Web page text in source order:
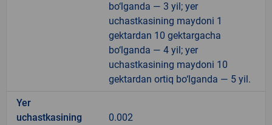
bo‘lganda — 3 yil; yer
uchastkasining maydoni 1
gektardan 10 gektargacha
bo‘lganda — 4 yil; yer
uchastkasining maydoni 10
gektardan ortiq bo‘lganda — 5 yil.
Yer
uchastkasining
0.002